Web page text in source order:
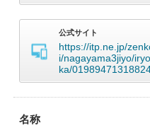
公式サイト
https://itp.ne.jp/
i/nagayama3jiyo/
ka/
名称